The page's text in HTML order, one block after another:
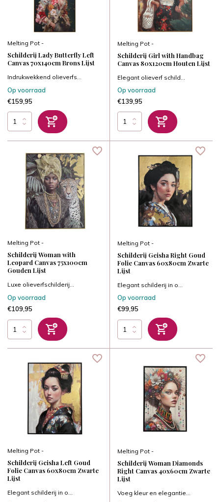
Melting Pot -
Schilderij Lady Butterfly Left
Canvas 70x140cm Brons Lijst
Indrukwekkend olieverfs...
Op voorraad
€159,95
Melting Pot -
Schilderij Girl with Handbag
Canvas 80x120cm Houten Lijst
Elegant olieverf schild...
Op voorraad
€139,95
Melting Pot -
Schilderij Woman with
Leopard Canvas 75x100cm
Gouden Lijst
Luxe olieverfschilderij...
Op voorraad
€109,95
Melting Pot -
Schilderij Geisha Right Goud
Folie Canvas 60x80cm Zwarte
Lijst
Elegant schilderij in o...
Op voorraad
€99,95
Melting Pot -
Schilderij Geisha Left Goud
Folie Canvas 60x80cm Zwarte
Lijst
Elegant schilderij in o...
Melting Pot -
Schilderij Woman Diamonds
Right Canvas 40x60cm Zwarte
Lijst
Voeg kleur en elegantie...